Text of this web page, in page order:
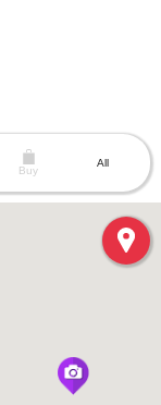
Buy
All